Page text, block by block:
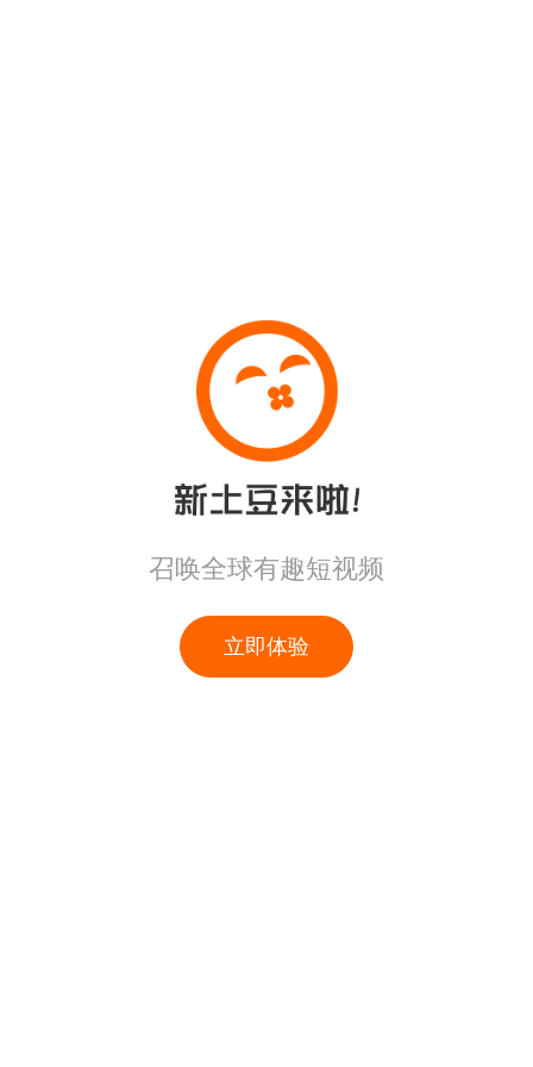
召唤全球有趣短视频
立即体验